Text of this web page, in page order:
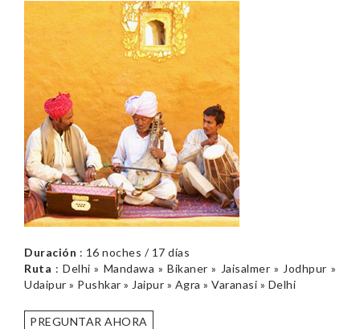
Duración : 16 noches / 17 días
Ruta : Delhi » Mandawa » Bikaner » Jaisalmer » Jodhpur »
Udaipur » Pushkar » Jaipur » Agra » Varanasi » Delhi
PREGUNTAR AHORA